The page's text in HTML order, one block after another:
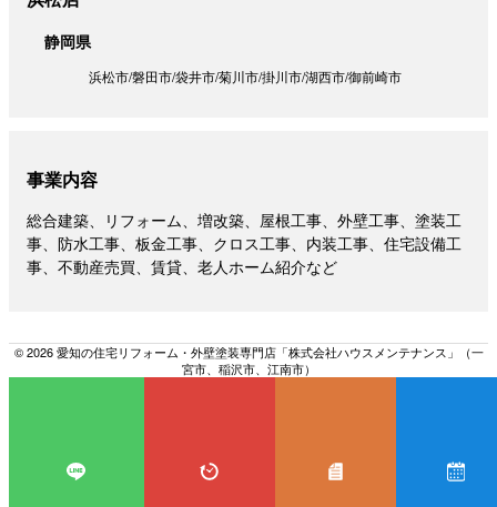
静岡県
浜松市磐田市袋井市菊川市掛川市湖西市御前崎市
事業内容
総合建築、リフォーム、増改築、屋根工事、外壁工事、塗装工
事、防水工事、板金工事、クロス工事、内装工事、住宅設備工
事、不動産売買、賃貸、老人ホーム紹介など
© 2026 愛知の住宅リフォーム・外壁塗装専門店「株式会社ハウスメンテナンス」（一
宮市、稲沢市、江南市）